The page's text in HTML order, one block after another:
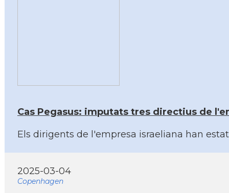
Cas Pegasus: imputats tres directius de
Els dirigents de l'empresa israeliana han
2025-03-04
Copenhagen